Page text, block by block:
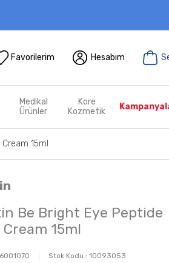
Favorilerim Hesabım
Medikal
Ürünler
Kore
Kozmetik
15ml
Be Bright Eye Peptide
15ml
Stok Kodu : 10093053